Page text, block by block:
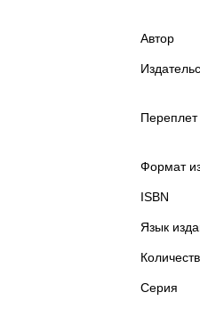
Автор
Переплет
Формат
ISBN
Язык
Серия